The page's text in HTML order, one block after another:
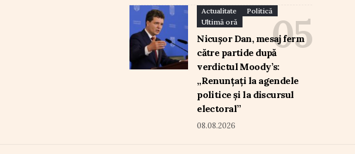
Actualitate
Politică
Ultimă oră
Nicușor Dan, mesaj ferm
către partide după
verdictul Moody’s:
„Renunțați la agendele
politice și la discursul
electoral”
08.08.2026